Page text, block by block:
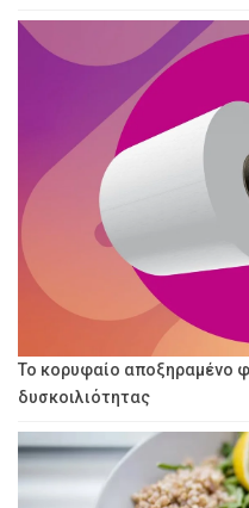
Το κορυφαίο αποξηραμένο
δυσκοιλιότητας